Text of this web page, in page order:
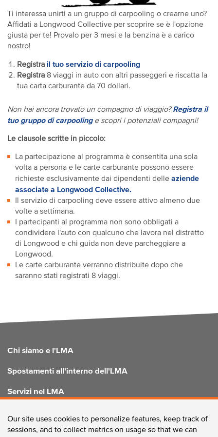
Ti interessa unirti a un gruppo di carpooling o crearne uno?
Affidati a Longwood Collective per scoprire se è l'opzione
giusta per te! Provalo per 3 mesi e la benzina è a carico
nostro!
Registra il tuo servizio di carpooling
Registra 8 viaggi in auto con altri passeggeri e riscatta la
tua carta carburante da 70 dollari.
Non hai ancora trovato un compagno di viaggio? Registra il
tuo gruppo di carpooling e scopri i potenziali compagni!
Le clausole scritte in piccolo:
La partecipazione al programma è consentita una sola
volta a persona e le carte carburante possono essere
richieste esclusivamente dai dipendenti delle aziende
associate a Longwood Collective.
Il servizio di carpooling deve essere attivo almeno due
volte a settimana.
I partecipanti al programma non sono obbligati a
condividere l'auto con qualcuno che lavora nel distretto
di Longwood e chi guida non deve parcheggiare a
Longwood.
Le carte carburante verranno distribuite dopo che
saranno stati registrati 8 viaggi.
FOOTER
Chi siamo e l'LMA
Spostamenti all'interno dell'LMA
Servizi nel LMA
Our site uses cookies to personalize features, keep track of
sessions, and to collect metrics on usage so that we can